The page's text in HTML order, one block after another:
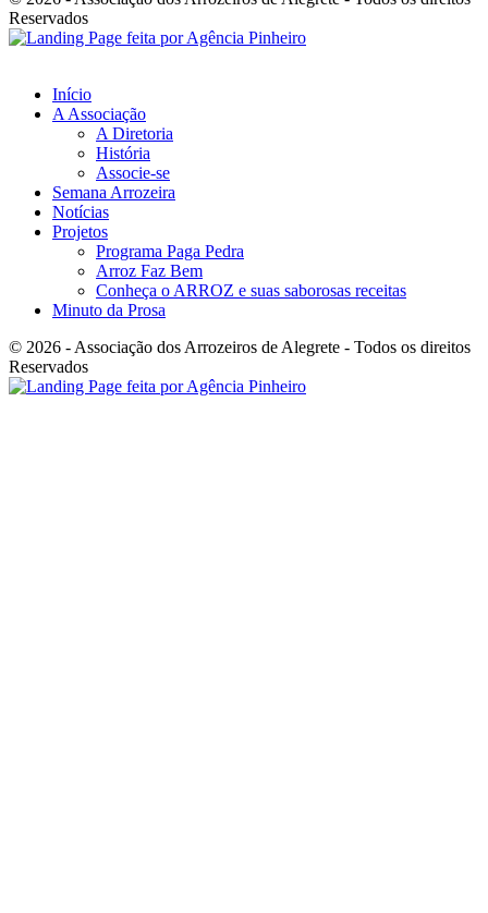
Reservados
Início
A Associação
A Diretoria
História
Associe-se
Semana Arrozeira
Notícias
Projetos
Programa Paga Pedra
Arroz Faz Bem
Conheça o ARROZ e suas saborosas receitas
Minuto da Prosa
© 2026 - Associação dos Arrozeiros de Alegrete - Todos os direitos
Reservados